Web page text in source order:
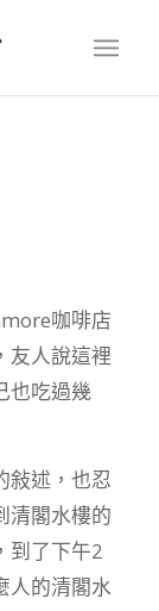
咖啡店
友人說這裡
也吃過幾
敍述，也忍
清閣水樓的
到了下午2
人的清閣水